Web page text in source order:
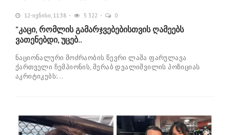
12-ივნისი, 11:38 5 322 0
"კაცი, რომლის გამარჯვებებისთვის ღამეებს
ვათენებდი, უცებ..
ნაციონალური მოძრაობის წევრი ლაშა ფარულავა
ქართველი ჩემპიონის, მერაბ დვალიშვილის პოზიციას
აკრიტიკებს:...